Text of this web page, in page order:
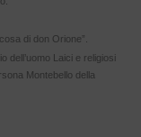
di don Orione”.
dell’uomo Laici e religiosi
Montebello della